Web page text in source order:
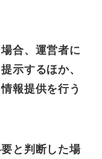
合、運営者に
示するほか、
報提供を行う
と判断した場